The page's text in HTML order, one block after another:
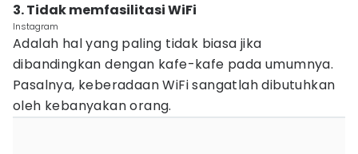
3. Tidak memfasilitasi WiFi
Instagram
Adalah hal yang paling tidak biasa jika
dibandingkan dengan kafe-kafe pada umumnya.
Pasalnya, keberadaan WiFi sangatlah dibutuhkan
oleh kebanyakan orang.